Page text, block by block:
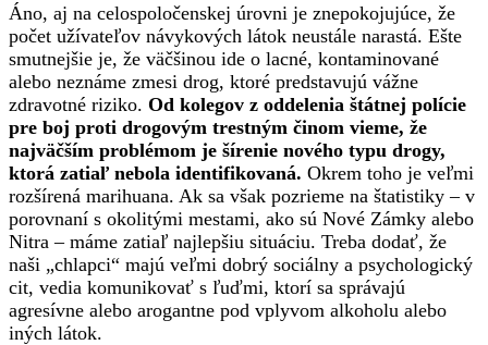
Áno, aj na celospoločenskej úrovni je znepokojujúce, že
počet užívateľov návykových látok neustále narastá. Ešte
smutnejšie je, že väčšinou ide o lacné, kontaminované
alebo neznáme zmesi drog, ktoré predstavujú vážne
zdravotné riziko. Od kolegov z oddelenia štátnej polície
pre boj proti drogovým trestným činom vieme, že
najväčším problémom je šírenie nového typu drogy,
ktorá zatiaľ nebola identifikovaná. Okrem toho je veľmi
rozšírená marihuana. Ak sa však pozrieme na štatistiky – v
porovnaní s okolitými mestami, ako sú Nové Zámky alebo
Nitra – máme zatiaľ najlepšiu situáciu. Treba dodať, že
naši „chlapci“ majú veľmi dobrý sociálny a psychologický
cit, vedia komunikovať s ľuďmi, ktorí sa správajú
agresívne alebo arogantne pod vplyvom alkoholu alebo
iných látok.